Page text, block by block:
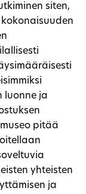
siten,
luonne ja
pitää
yhteisten
ja